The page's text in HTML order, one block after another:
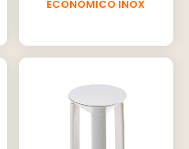
ECONOMICO INOX